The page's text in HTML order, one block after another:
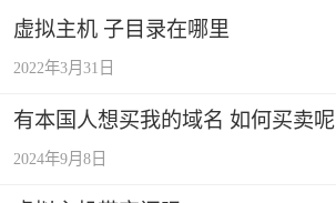
虚拟主机 子目录在哪里
2022年3月31日
有本国人想买我的域名 如何买卖呢
2024年9月8日